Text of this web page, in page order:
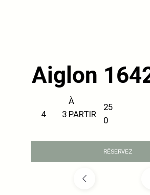
Aiglon
4 3
À
PARTIR
25
0
RÉSERVEZ